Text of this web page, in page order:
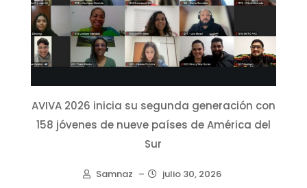
AVIVA 2026 inicia su segunda generación con
158 jóvenes de nueve países de América del
Sur
Samnaz – julio 30, 2026